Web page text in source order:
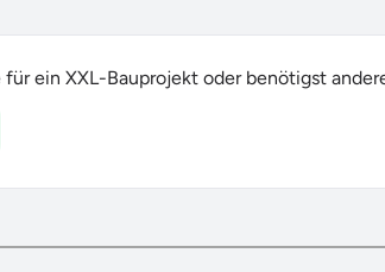
ein XXL-Bauprojekt oder benötigst